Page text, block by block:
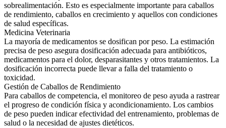
sobrealimentación. Esto es especialmente importante para caballos
de rendimiento, caballos en crecimiento y aquellos con condiciones
de salud específicas.
Medicina Veterinaria
La mayoría de medicamentos se dosifican por peso. La estimación
precisa de peso asegura dosificación adecuada para antibióticos,
medicamentos para el dolor, desparasitantes y otros tratamientos. La
dosificación incorrecta puede llevar a falla del tratamiento o
toxicidad.
Gestión de Caballos de Rendimiento
Para caballos de competencia, el monitoreo de peso ayuda a rastrear
el progreso de condición física y acondicionamiento. Los cambios
de peso pueden indicar efectividad del entrenamiento, problemas de
salud o la necesidad de ajustes dietéticos.